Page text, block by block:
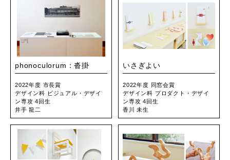
phonoculorum：沓掛
2022年度 市長賞
デザイン科 ビジュアル・デザイ
ン専攻 4回生
井手 龍二
いさぎよい
2022年度 同窓会賞
デザイン科 プロダクト・デザイ
ン専攻 4回生
香川 未生